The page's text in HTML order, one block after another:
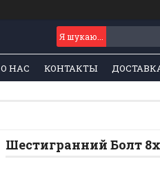
О НАС КОНТАКТЫ
Шестигранний Болт